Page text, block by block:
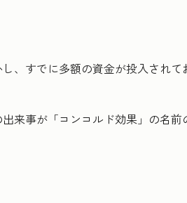
、すでに多額の資金が投入されて
来事が「コンコルド効果」の名前